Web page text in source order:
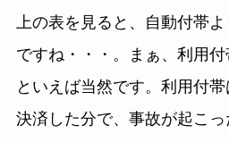
上の表を見ると、自動付帯
ですね・・・。まぁ、利用
といえば当然です。利用付
決済した分で、事故が起こ